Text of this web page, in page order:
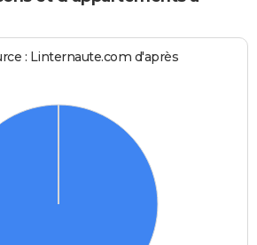
: Linternaute.com d'après